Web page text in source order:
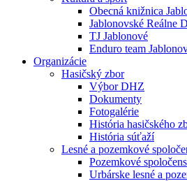
Obecná knižnica
Jablonovské Reálne
TJ Jablonové
Enduro team
Organizácie
Hasičský zbor
Výbor DHZ
Dokumenty
Fotogalérie
História hasičského
História súťaží
Lesné a pozemkové
Pozemkové
Urbárske lesné a